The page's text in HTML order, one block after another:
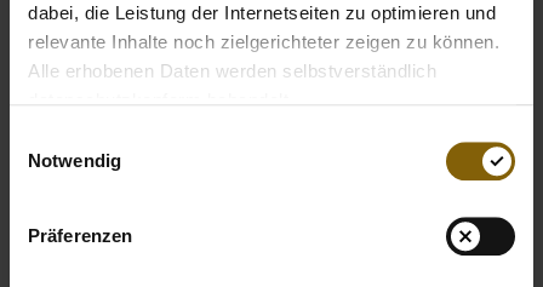
dabei, die Leistung der Internetseiten zu optimieren und
relevante Inhalte noch zielgerichteter zeigen zu können.
Alle erhobenen Daten werden selbstverständlich
Notwendig
Präferenzen
Der im Gewinnspiel gegebenenfalls präsentierte
Gewinn ist nicht zwingend mit dem gewonnenen
Gegenstand identisch, Abweichungen in Modell, Farbe
Gewähr. Die Teilnehmer/innen erklären sich bereit, im
Falle eines Gewinns namentlich auf den Online-